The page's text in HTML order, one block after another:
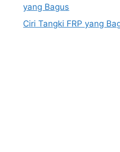
yang Bagus
Ciri Tangki FRP yang